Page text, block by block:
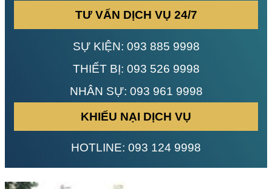
TƯ VẤN DỊCH VỤ 24/7
SỰ KIỆN: 093 885 9998
THIẾT BỊ: 093 526 9998
NHÂN SỰ: 093 961 9998
KHIẾU NẠI DỊCH VỤ
HOTLINE: 093 124 9998